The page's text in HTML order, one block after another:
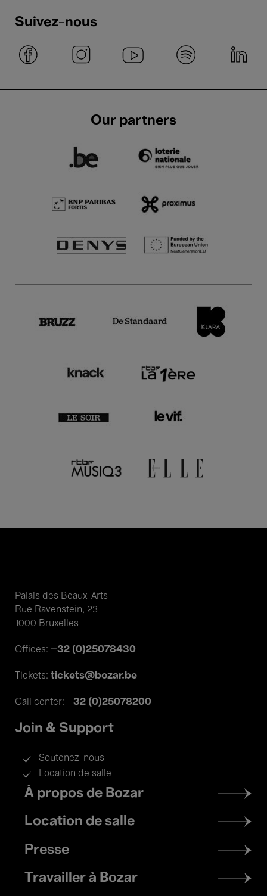
Suivez-nous
Our partners
Palais des Beaux-Arts
Rue Ravenstein, 23
1000 Bruxelles
Offices: +32 (0)25078430
Tickets: tickets@bozar.be
Call center: +32 (0)25078200
Join & Support
Soutenez-nous
Location de salle
Footer
menu
À propos de Bozar
Location de salle
Presse
Travailler à Bozar